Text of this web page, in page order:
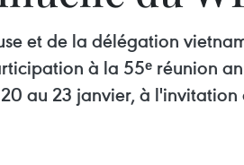
et de la délégation
à la 55ᵉ réunion
au 23 janvier, à